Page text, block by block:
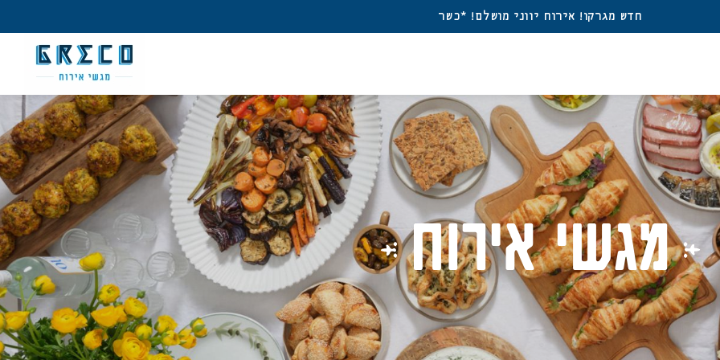
חדש מגרקו! אירוח יווני מושלם! *כשר
אין מוצרים בעגלה
שכחתי סיסמה
משתמש חדש/אורח
דאגנו לכם ליצירת חשבון קלה ומהירה במיוחד. המשיכו למילוי
פרטיכם ותוכלו ליהנות מהיתרונות של משתמש רשום כבר עכשיו.
להרשמה
מגשי אירוח